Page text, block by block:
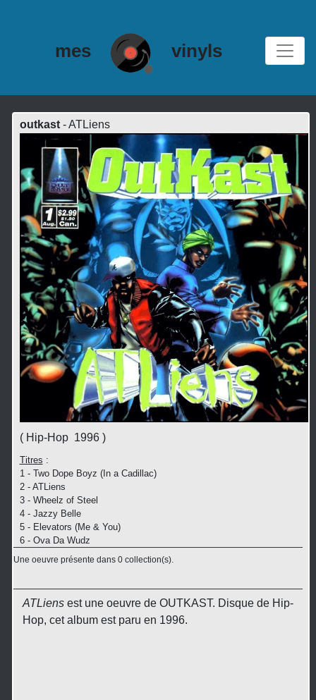
mes vinyls
outkast- ATLiens
( Hip-Hop 1996 )
Titres :
1 - Two Dope Boyz (In a Cadillac)
2 - ATLiens
3 - Wheelz of Steel
4 - Jazzy Belle
5 - Elevators (Me & You)
6 - Ova Da Wudz
Une oeuvre présente dans 0 collection(s).
ATLiensest une oeuvre de OUTKAST. Disque de Hip-
Hop, cet album est paru en 1996.